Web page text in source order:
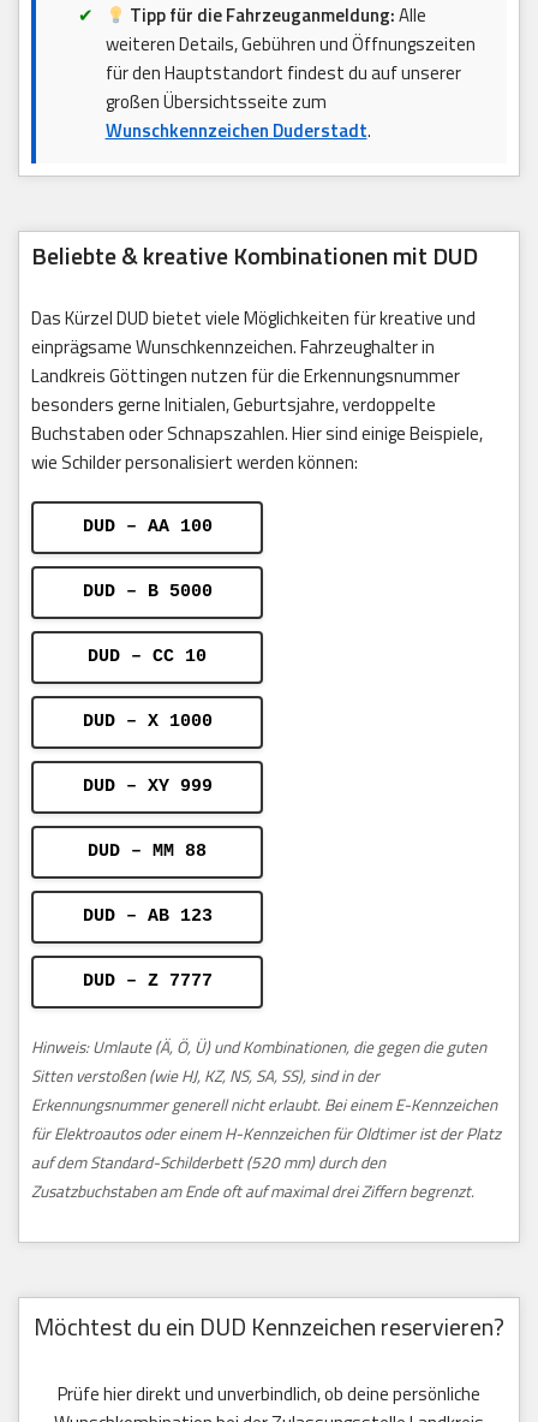
Tipp für die Fahrzeuganmeldung:Alle
weiteren Details, Gebühren und Öffnungszeiten
für den Hauptstandort findest du auf unserer
großen Übersichtsseite zum
Wunschkennzeichen Duderstadt.
Beliebte & kreative Kombinationen mit DUD
Das Kürzel DUD bietet viele Möglichkeiten für kreative und
einprägsame Wunschkennzeichen. Fahrzeughalter in
Landkreis Göttingen nutzen für die Erkennungsnummer
besonders gerne Initialen, Geburtsjahre, verdoppelte
Buchstaben oder Schnapszahlen. Hier sind einige Beispiele,
wie Schilder personalisiert werden können:
DUD – AA 100
DUD – B 5000
DUD – CC 10
DUD – X 1000
DUD – XY 999
DUD – MM 88
DUD – AB 123
DUD – Z 7777
Hinweis: Umlaute (Ä, Ö, Ü) und Kombinationen, die gegen die guten
Sitten verstoßen (wie HJ, KZ, NS, SA, SS), sind in der
Erkennungsnummer generell nicht erlaubt. Bei einem E-Kennzeichen
für Elektroautos oder einem H-Kennzeichen für Oldtimer ist der Platz
auf dem Standard-Schilderbett (520 mm) durch den
Zusatzbuchstaben am Ende oft auf maximal drei Ziffern begrenzt.
Möchtest du ein DUD Kennzeichen reservieren?
Prüfe hier direkt und unverbindlich, ob deine persönliche